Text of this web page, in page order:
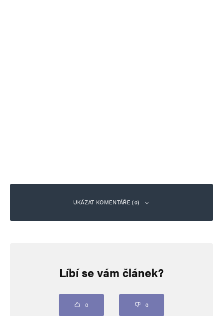
UKÁZAT KOMENTÁŘE (0)
Vaše e-mailová adresa nebude zveřejněna. Vyžadované informace jsou
Líbí se vám článek?
0 0